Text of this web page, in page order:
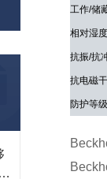
工作/储
相对湿
抗振/抗
抗电磁
防护等